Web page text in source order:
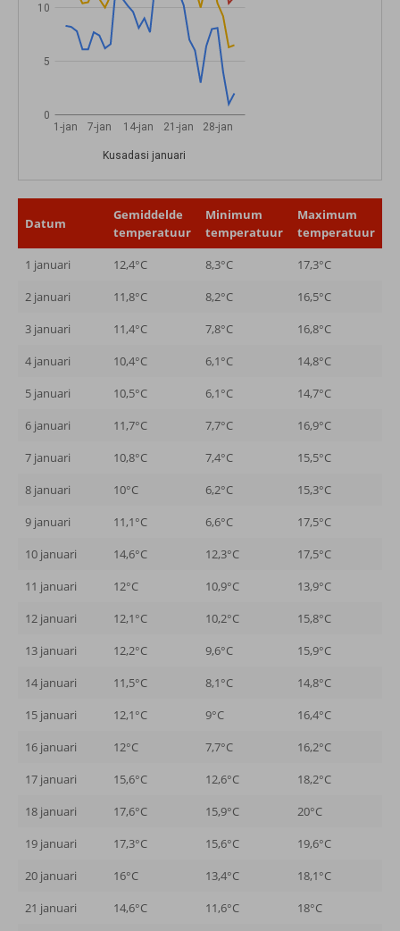
1-jan 7-jan 14-jan 21-jan 28-jan
Kusadasi januari
0
5
10
Datum
Gemiddelde
temperatuur
Minimum
temperatuur
Maximum
temperatuur
1 januari
12,4°C 8,3°C
17,3°C
2 januari
11,8°C 8,2°C
16,5°C
3 januari
11,4°C 7,8°C
16,8°C
4 januari
10,4°C 6,1°C
14,8°C
5 januari
10,5°C 6,1°C
14,7°C
6 januari
11,7°C 7,7°C
16,9°C
7 januari
10,8°C 7,4°C
15,5°C
8 januari
10°C 6,2°C
15,3°C
9 januari
11,1°C 6,6°C
17,5°C
10 januari
14,6°C 12,3°C
17,5°C
11 januari
12°C 10,9°C
13,9°C
12 januari
12,1°C 10,2°C
15,8°C
13 januari
12,2°C 9,6°C
15,9°C
14 januari
11,5°C 8,1°C
14,8°C
15 januari
12,1°C 9°C
16,4°C
16 januari
12°C 7,7°C
16,2°C
17 januari
15,6°C 12,6°C
18,2°C
18 januari
17,6°C 15,9°C
20°C
19 januari
17,3°C 15,6°C
19,6°C
20 januari
16°C 13,4°C
18,1°C
21 januari
14,6°C 11,6°C
18°C